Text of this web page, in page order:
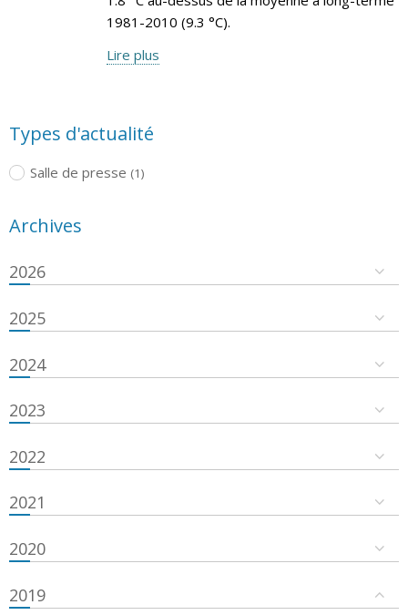
1981-2010 (9.3 °C).
Lire plus
Types d'actualité
Salle de presse (1)
Archives
2026
2025
2024
2023
2022
2021
2020
2019